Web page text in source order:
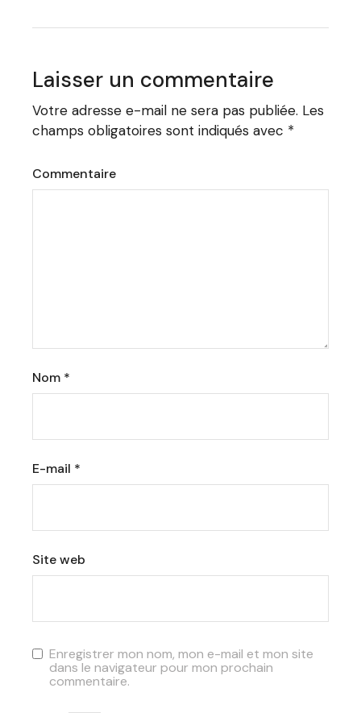
Laisser un commentaire
Votre adresse e-mail ne sera pas publiée. Les
champs obligatoires sont indiqués avec *
Commentaire
Nom *
E-mail *
Site web
Enregistrer mon nom, mon e-mail et mon site
dans le navigateur pour mon prochain
commentaire.